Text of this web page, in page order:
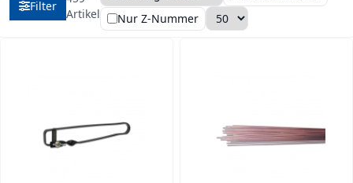
Filter
ArtikelSortierung
Nur Z-Nummer
Anzahl pro Seite